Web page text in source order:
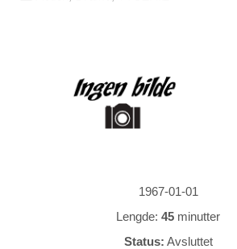
1967-01-01
Lengde:45 minutter
Status: Avsluttet